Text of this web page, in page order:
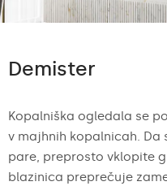
Demister
Kopalniška ogledala se
v majhnih kopalnicah. Da
pare, preprosto vklopite
blazinica preprečuje